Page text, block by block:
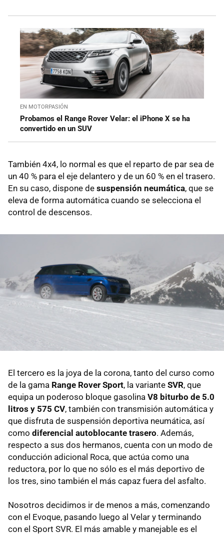
EN MOTORPASIÓN
Probamos el Range Rover Velar: el iPhone X se ha
convertido en un SUV
También 4x4, lo normal es que el reparto de par sea de
un 40 % para el eje delantero y de un 60 % en el trasero.
En su caso, dispone de suspensión neumática, que se
eleva de forma automática cuando se selecciona el
control de descensos.
El tercero es la joya de la corona, tanto del curso como
de la gama Range Rover Sport, la variante SVR, que
equipa un poderoso bloque gasolina V8 biturbo de 5.0
litros y 575 CV, también con transmisión automática y
que disfruta de suspensión deportiva neumática, así
como diferencial autoblocante trasero. Además,
respecto a sus dos hermanos, cuenta con un modo de
conducción adicional Roca, que actúa como una
reductora, por lo que no sólo es el más deportivo de
los tres, sino también el más capaz fuera del asfalto.
Nosotros decidimos ir de menos a más, comenzando
con el Evoque, pasando luego al Velar y terminando
con el Sport SVR. El más amable y manejable es el